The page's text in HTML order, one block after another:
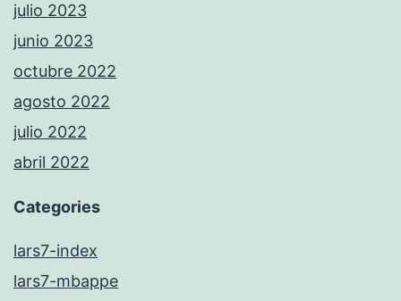
julio 2023
junio 2023
octubre 2022
agosto 2022
julio 2022
abril 2022
Categories
lars7-index
lars7-mbappe